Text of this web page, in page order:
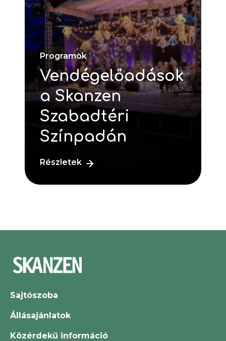
Programok
Vendégelőadások
a Skanzen
Szabadtéri
Színpadán
Részletek
Sajtószoba
Állásajánlatok
Közérdekű információ